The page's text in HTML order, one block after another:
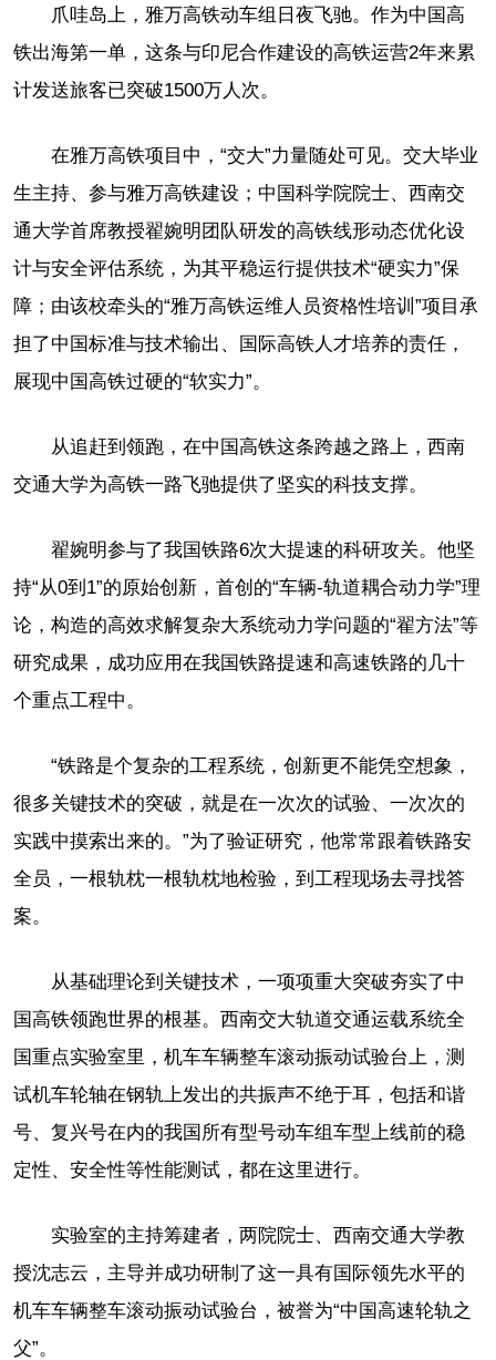
爪哇岛上，雅万高铁动车组日夜飞驰。作为中国高
铁出海第一单，这条与印尼合作建设的高铁运营2年来累
计发送旅客已突破1500万人次。
在雅万高铁项目中，“交大”力量随处可见。交大毕业
生主持、参与雅万高铁建设；中国科学院院士、西南交
通大学首席教授翟婉明团队研发的高铁线形动态优化设
计与安全评估系统，为其平稳运行提供技术“硬实力”保
障；由该校牵头的“雅万高铁运维人员资格性培训”项目承
担了中国标准与技术输出、国际高铁人才培养的责任，
展现中国高铁过硬的“软实力”。
从追赶到领跑，在中国高铁这条跨越之路上，西南
交通大学为高铁一路飞驰提供了坚实的科技支撑。
翟婉明参与了我国铁路6次大提速的科研攻关。他坚
持“从0到1”的原始创新，首创的“车辆-轨道耦合动力学”理
论，构造的高效求解复杂大系统动力学问题的“翟方法”等
研究成果，成功应用在我国铁路提速和高速铁路的几十
个重点工程中。
“铁路是个复杂的工程系统，创新更不能凭空想象，
很多关键技术的突破，就是在一次次的试验、一次次的
实践中摸索出来的。”为了验证研究，他常常跟着铁路安
全员，一根轨枕一根轨枕地检验，到工程现场去寻找答
案。
从基础理论到关键技术，一项项重大突破夯实了中
国高铁领跑世界的根基。西南交大轨道交通运载系统全
国重点实验室里，机车车辆整车滚动振动试验台上，测
试机车轮轴在钢轨上发出的共振声不绝于耳，包括和谐
号、复兴号在内的我国所有型号动车组车型上线前的稳
定性、安全性等性能测试，都在这里进行。
实验室的主持筹建者，两院院士、西南交通大学教
授沈志云，主导并成功研制了这一具有国际领先水平的
机车车辆整车滚动振动试验台，被誉为“中国高速轮轨之
父”。